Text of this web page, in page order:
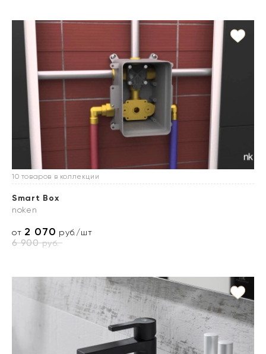
10 товаров в коллекции
Smart Box
noken
от 2 070 руб./шт
6 900руб.